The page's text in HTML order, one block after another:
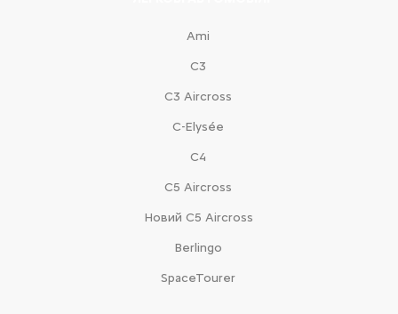
Ami
С3
С3 Aircross
C-Elysée
С4
С5 Aircross
Новий С5 Aircross
Berlingo
SpaceTourer